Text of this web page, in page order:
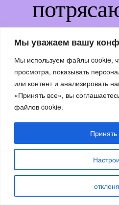
Мы уважаем вашу
Мы используем файлы cookie,
просмотра, показывать
или контент и анализировать
«Принять все», вы
файлов cookie.
Принять